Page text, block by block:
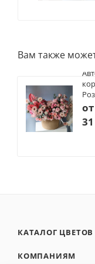
Вам также
от
КАТАЛОГ ЦВЕТОВ
КОМПАНИЯМ